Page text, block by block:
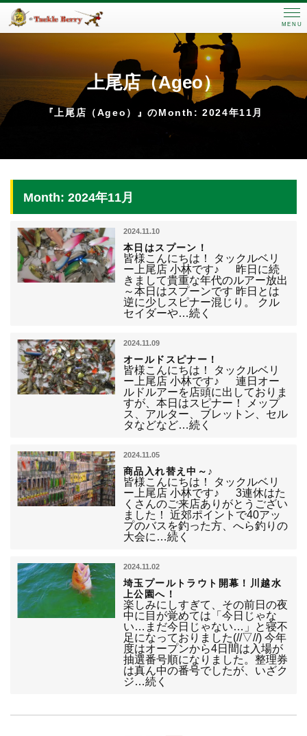
MENU
上尾店（Ageo）
『上尾店（Ageo）』のMonth: 2024年11月
Month: 2024年11月
2024.11.10
本日はスプーン！
皆様こんにちは！ タックルベリ
ー上尾店 小林です♪ 昨日に続
きまして貴重な年代のルアー放出
～本日はスプーンです 昨日とは
逆に少しスピナー混じり。 クル
セイダーや…続く
2024.11.09
オールドスピナー！
皆様こんにちは！ タックルベリ
ー上尾店 小林です♪ 連日オー
ルドルアーを店頭に出しておりま
すが、本日はスピナー！ メップ
ス、アルター、ブレットン、セル
タなどなど…続く
2024.11.05
商品入れ替え中～♪
皆様こんにちは！ タックルベリ
ー上尾店 小林です♪ 3連休はた
くさんのご来店ありがとうござい
ました！ 近郊ポイントで40アッ
プのバスを釣った方、へら釣りの
大会に…続く
2024.11.02
埼玉プールトラウト開幕！川越水
上公園へ！
楽しみにしすぎて、その前日の夜
中に目が覚めては「今日じゃな
い…まだ今日じゃない…」と寝不
足になっておりました(//▽//) 今年
度はオープンから4日間は入場が
抽選番号順になりました。整理券
は真ん中の番号でしたが、いざク
ジ…続く